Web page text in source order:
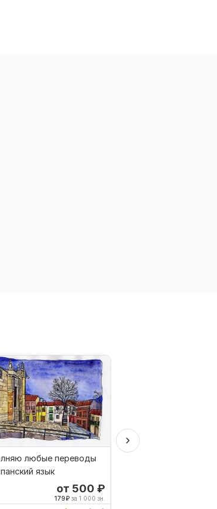
любые переводы
язык
от 500 ₽
179₽ за 1 000 зн.